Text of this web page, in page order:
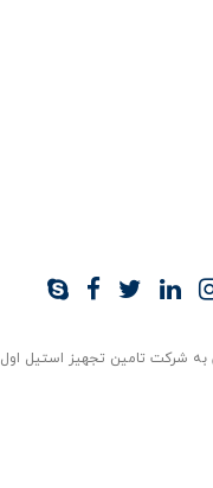
شرکت تامین تجهیز استیل اول